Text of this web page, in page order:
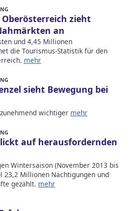
zieht
an
und 4,45 Millionen
die Tourismus-Statistik für den
mehr
sieht Bewegung bei
wichtiger mehr
auf herausfordernden
Wintersaison (November 2013 bis
23,2 Millionen Nächtigungen und
gezählt. mehr